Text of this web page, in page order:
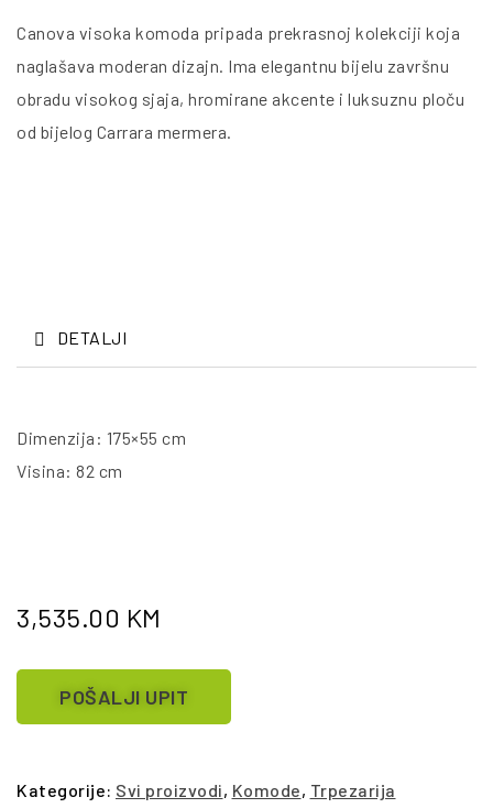
Canova visoka komoda pripada prekrasnoj kolekciji koja
naglašava moderan dizajn. Ima elegantnu bijelu završnu
obradu visokog sjaja, hromirane akcente i luksuznu ploču
od bijelog Carrara mermera.
DETALJI
Dimenzija: 175×55 cm
Visina: 82 cm
3,535.00 KM
POŠALJI UPIT
Kategorije: Svi proizvodi, Komode, Trpezarija